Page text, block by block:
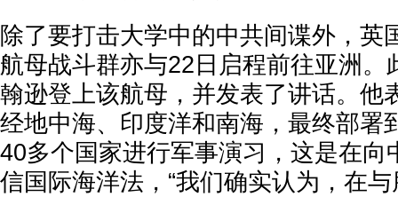
除了要打击大学中的中共间谍外，英
航母战斗群亦与22日启程前往亚洲。
翰逊登上该航母，并发表了讲话。他
经地中海、印度洋和南海，最终部署
40多个国家进行军事演习，这是在向
信国际海洋法，“我们确实认为，在